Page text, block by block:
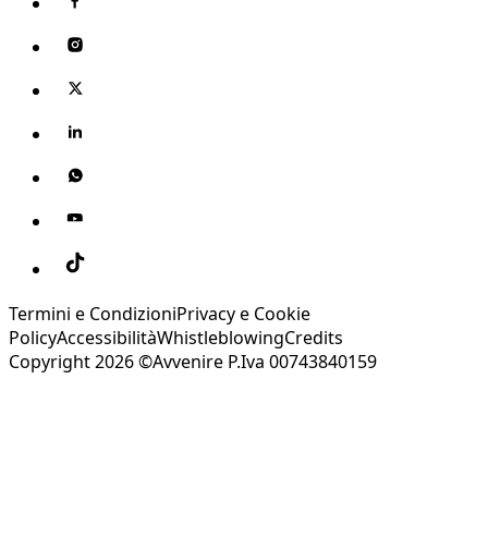
Termini e CondizioniPrivacy e Cookie
PolicyAccessibilitàWhistleblowingCredits
Copyright 2026 ©Avvenire P.Iva 00743840159